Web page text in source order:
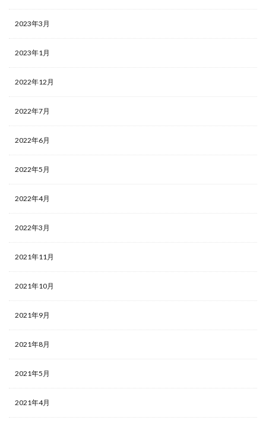
2023年3月
2023年1月
2022年12月
2022年7月
2022年6月
2022年5月
2022年4月
2022年3月
2021年11月
2021年10月
2021年9月
2021年8月
2021年5月
2021年4月